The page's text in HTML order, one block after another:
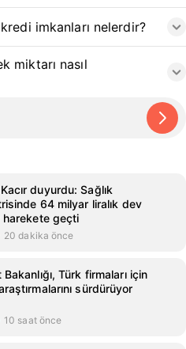
imkanları nelerdir?
miktarı nasıl
duyurdu: Sağlık
64 milyar liralık dev
harekete geçti
20 dakika önce
Türk firmaları için
sürdürüyor
10 saat önce